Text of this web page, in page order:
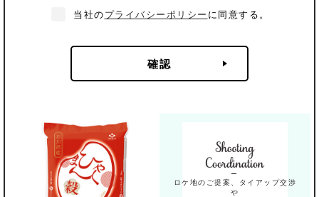
当社の プライバシーポリシー に同意する。
ロケ地のご提案、タイアップ交渉
や